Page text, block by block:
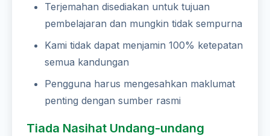
Terjemahan disediakan untuk tujuan
pembelajaran dan mungkin tidak sempurna
Kami tidak dapat menjamin 100% ketepatan
semua kandungan
Pengguna harus mengesahkan maklumat
penting dengan sumber rasmi
Tiada Nasihat Undang-undang